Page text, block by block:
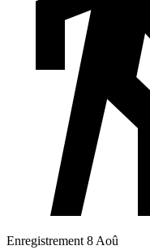
Enregistrement 8 Aoû